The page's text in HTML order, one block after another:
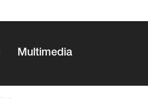
Multimedia